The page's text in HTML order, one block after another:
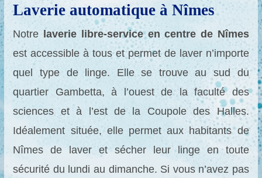
Laverie automatique à Nîmes
Notre
laverie libre-service en centre de Nîmes
est accessible à tous et permet de laver n’importe
quel type de linge. Elle se trouve au sud du
quartier Gambetta, à l’ouest de la faculté des
sciences et à l’est de la Coupole des Halles.
Idéalement située, elle permet aux habitants de
Nîmes de laver et sécher leur linge en toute
sécurité du lundi au dimanche. Si vous n’avez pas